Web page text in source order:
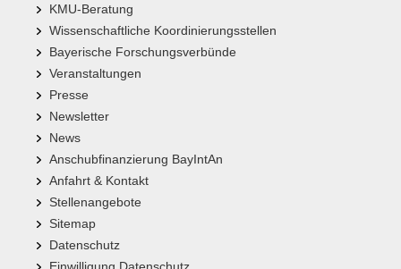
KMU-Beratung
Wissenschaftliche Koordinierungsstellen
Bayerische Forschungsverbünde
Veranstaltungen
Presse
Newsletter
News
Anschubfinanzierung BayIntAn
Anfahrt & Kontakt
Stellenangebote
Sitemap
Datenschutz